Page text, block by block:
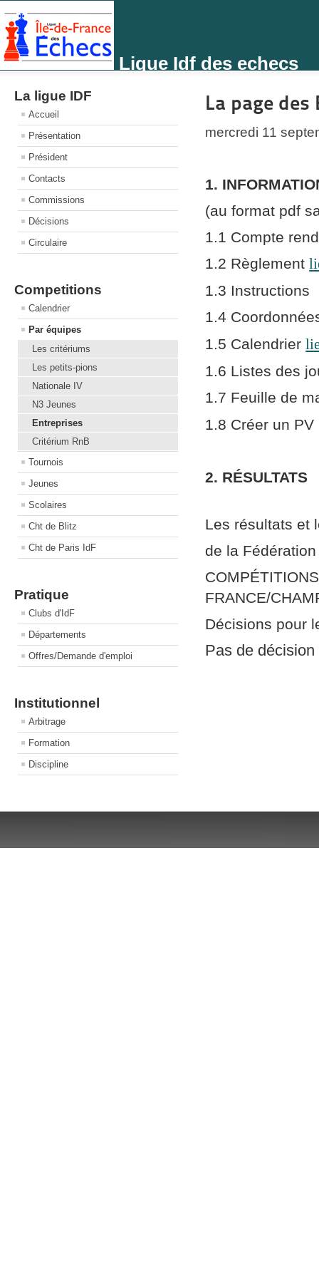
Ligue Idf des echecs
La ligue IDF
Accueil
Présentation
Président
Contacts
Commissions
Décisions
Circulaire
Competitions
Calendrier
Par équipes
Les critériums
Les petits-pions
Nationale IV
N3 Jeunes
Entreprises
Critérium RnB
Tournois
Jeunes
Scolaires
Cht de Blitz
Cht de Paris IdF
Pratique
Clubs d'IdF
Départements
Offres/Demande d'emploi
Institutionnel
Arbitrage
Formation
Discipline
La page
mercredi 11
1.
(au format pdf
1.1 Compte
1.2 Règlement
1.3 Instructions
1.4
1.5 Calendrier
1.6 Listes des
1.7 Feuille de
1.8 Créer un
2. RÉSULTATS
Les résultats et
de la
FRANCE/
Décisions pour
Pas de